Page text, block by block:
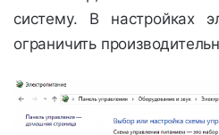
систему. В настройках
ограничить